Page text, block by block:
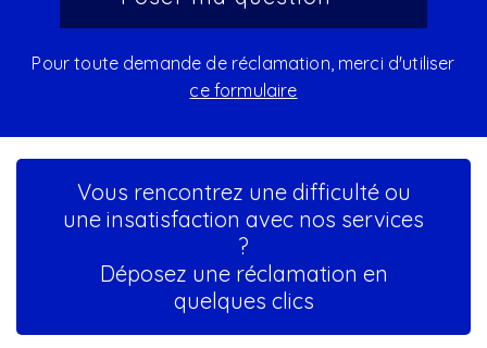
Pour toute demande de réclamation, merci d'utiliser
ce formulaire
Vous rencontrez une difficulté ou
une insatisfaction avec nos services
?
Déposez une réclamation en
quelques clics